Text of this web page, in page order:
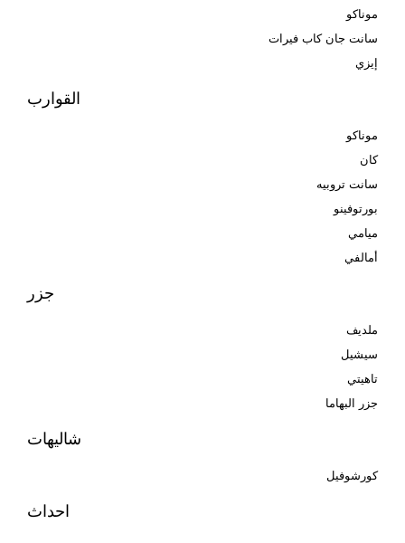
موناكو
سانت جان كاب فيرات
إيزي
القوارب
موناكو
كان
سانت تروبيه
بورتوفينو
ميامي
أمالفي
جزر
ملديف
سيشيل
تاهيتي
جزر البهاما
شاليهات
كورشوفيل
احداث